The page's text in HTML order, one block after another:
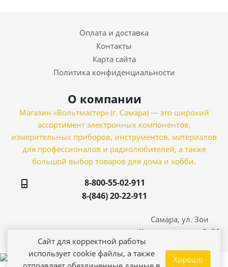
Оплата и доставка
Контакты
Карта сайта
Политика конфиденциальности
О компании
Магазин «Вольтмастер» (г. Самара) — это широкий
ассортимент электронных компонентов,
измерительных приборов, инструментов, материалов
для профессионалов и радиолюбителей, а также
большой выбор товаров для дома и хобби.
8-800-55-02-911
8-(846) 20-22-911
Самара, ул. Зои
Космодемьянской, 21
Сайт для корректной работы
использует cookie файлы, а также
Хорошо